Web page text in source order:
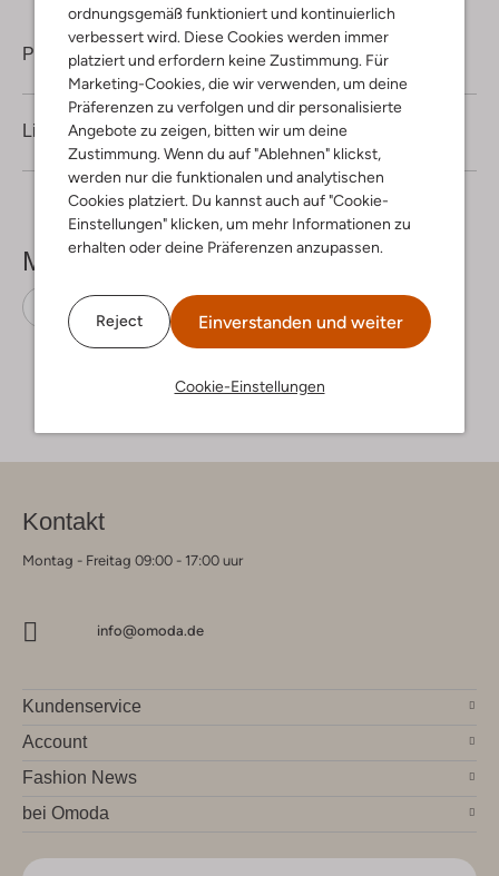
ordnungsgemäß funktioniert und kontinuierlich
verbessert wird. Diese Cookies werden immer
platziert und erfordern keine Zustimmung. Für
Marketing-Cookies, die wir verwenden, um deine
Präferenzen zu verfolgen und dir personalisierte
Angebote zu zeigen, bitten wir um deine
Zustimmung. Wenn du auf "Ablehnen" klickst,
werden nur die funktionalen und analytischen
Cookies platziert. Du kannst auch auf "Cookie-
Einstellungen" klicken, um mehr Informationen zu
erhalten oder deine Präferenzen anzupassen.
Reject Einverstanden und weiter
Cookie-Einstellungen
Produktinformation
Lieferung & Rückgabe
Mehr sehen
Haarbänder
Kontakt
Montag - Freitag 09:00 - 17:00 uur
info@omoda.de
Kundenservice
Account
Fashion News
bei Omoda